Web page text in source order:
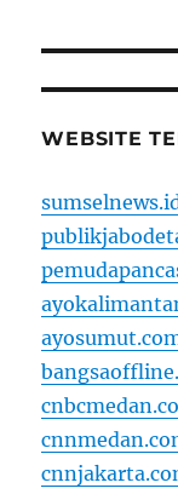
WEBSITE